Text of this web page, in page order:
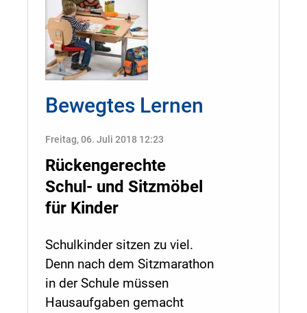
Bewegtes Lernen
Freitag, 06. Juli 2018 12:23
Rückengerechte
Schul- und Sitzmöbel
für Kinder
Schulkinder sitzen zu viel.
Denn nach dem Sitzmarathon
in der Schule müssen
Hausaufgaben gemacht